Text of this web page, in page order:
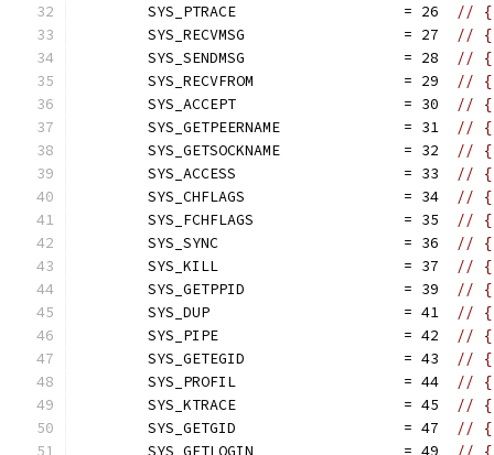
	SYS_PTRACE                   = 26
// {
	SYS_RECVMSG                  = 27
// {
	SYS_SENDMSG                  = 28
// {
	SYS_RECVFROM                 = 29
// {
	SYS_ACCEPT                   = 30
// {
	SYS_GETPEERNAME              = 31
// {
	SYS_GETSOCKNAME              = 32
// {
	SYS_ACCESS                   = 33
// {
	SYS_CHFLAGS                  = 34
// {
	SYS_FCHFLAGS                 = 35
// {
	SYS_SYNC                     = 36
// {
	SYS_KILL                     = 37
// {
	SYS_GETPPID                  = 39
// {
	SYS_DUP                      = 41
// {
	SYS_PIPE                     = 42
// {
	SYS_GETEGID                  = 43
// {
	SYS_PROFIL                   = 44
// {
	SYS_KTRACE                   = 45
// {
	SYS_GETGID                   = 47
// {
	SYS_GETLOGIN                 = 49
// {